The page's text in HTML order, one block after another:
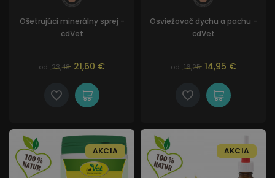
Ošetrujúci minerálny sprej -
cdVet
od 23,48 21,60 €
Osviežovač dychu a pachu -
cdVet
od 16,25 14,95 €
AKCIA AKCIA